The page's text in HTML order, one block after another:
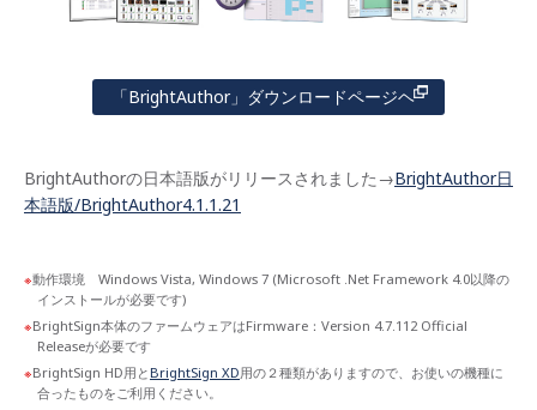
「BrightAuthor」ダウンロードページヘ
BrightAuthorの日本語版がリリースされました→BrightAuthor日
本語版/BrightAuthor4.1.1.21
動作環境 Windows Vista, Windows 7 (Microsoft .Net Framework 4.0以降の
インストールが必要です)
BrightSign本体のファームウェアはFirmware：Version 4.7.112 Official
Releaseが必要です
BrightSign HD用と BrightSign XD用の２種類がありますので、お使いの機種に
合ったものをご利用ください。